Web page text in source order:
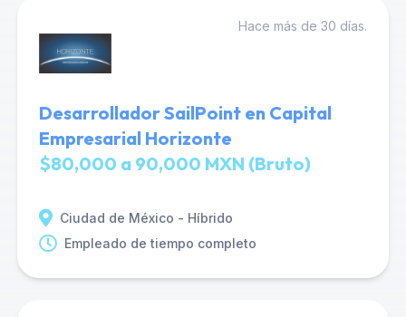
Hace más de 30 días.
Desarrollador SailPoint en Capital
Empresarial Horizonte
$80,000 a 90,000 MXN (Bruto)
Ciudad de México - Híbrido
Empleado de tiempo completo